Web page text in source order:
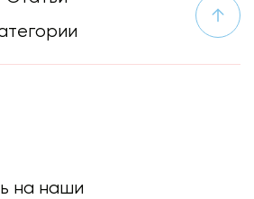
на наши